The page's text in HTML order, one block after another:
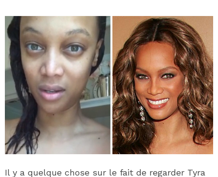
Il y a quelque chose sur le fait de regarder Tyra